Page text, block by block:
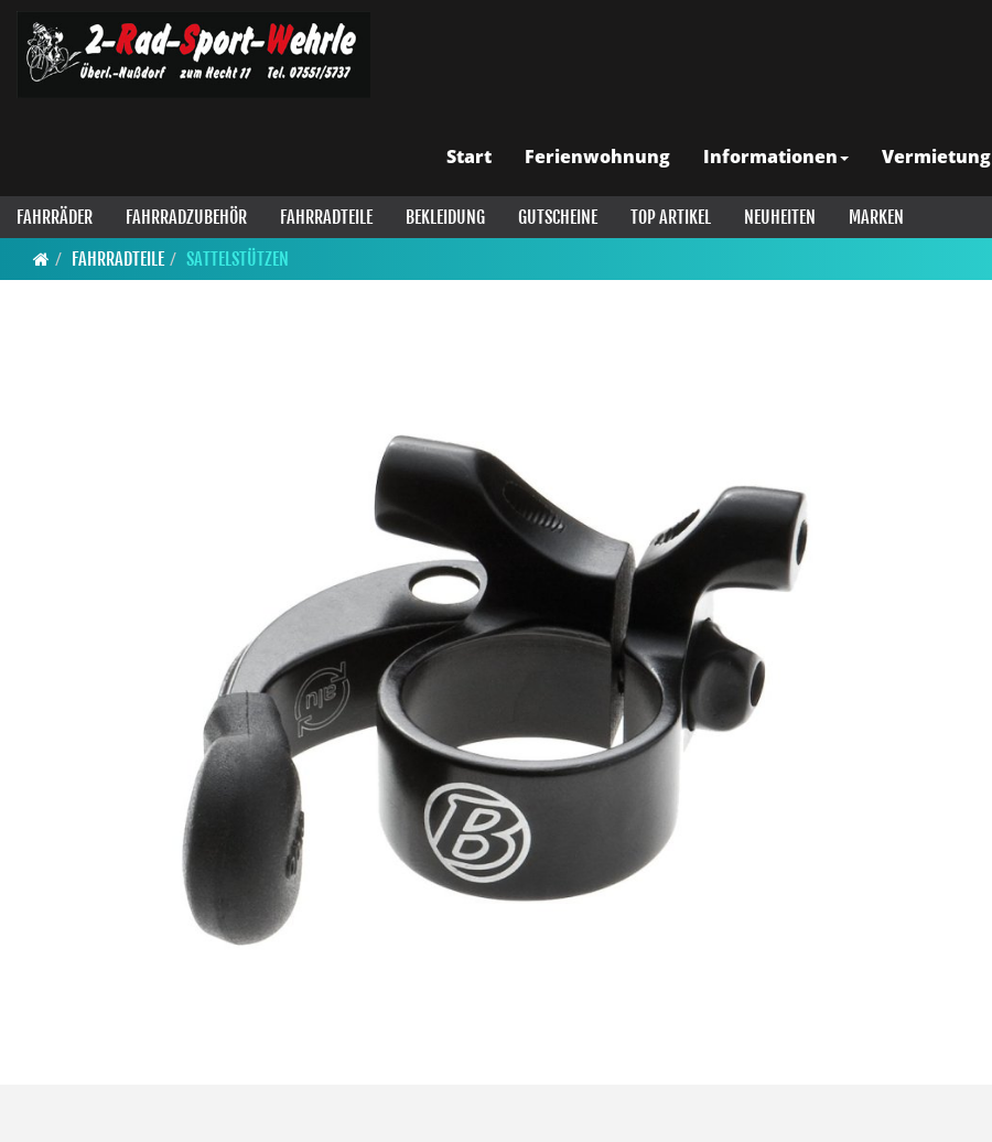
Start Ferienwohnung Informationen Vermietung
FAHRRÄDER FAHRRADZUBEHÖR FAHRRADTEILE BEKLEIDUNG GUTSCHEINE TOP ARTIKEL NEUHEITEN
MARKEN
FAHRRADTEILE
SATTELSTÜTZEN